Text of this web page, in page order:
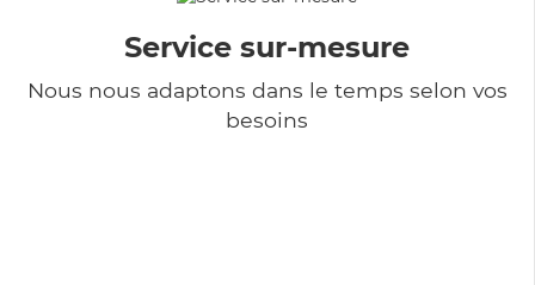
Service sur-mesure
Nous nous adaptons dans le temps selon vos
besoins